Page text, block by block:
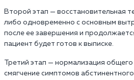
Второй этап — восстановительная
либо одновременно с основным
после ее завершения и
пациент будет готов к выписке.
Третий этап — нормализация
смягчение симптомов